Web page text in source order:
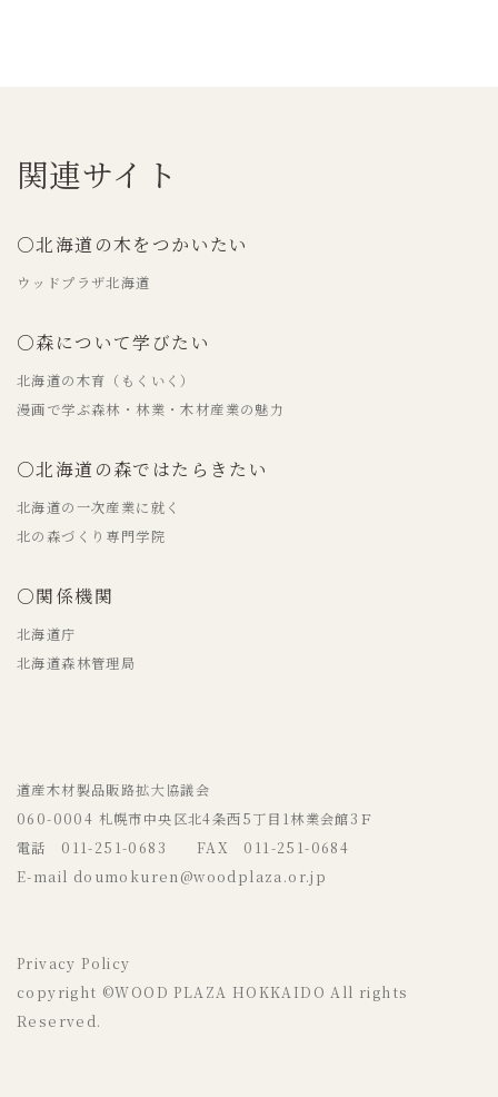
関連サイト
○北海道の木をつかいたい
ウッドプラザ北海道
○森について学びたい
北海道の木育（もくいく）
漫画で学ぶ森林・林業・木材産業の魅力
○北海道の森ではたらきたい
北海道の一次産業に就く
北の森づくり専門学院
○関係機関
北海道庁
北海道森林管理局
道産木材製品販路拡大協議会
060-0004 札幌市中央区北4条西5丁目1林業会館3Ｆ
電話 011-251-0683 FAX 011-251-0684
E-mail doumokuren@woodplaza.or.jp
Privacy Policy
copyright ©WOOD PLAZA HOKKAIDO All rights
Reserved.